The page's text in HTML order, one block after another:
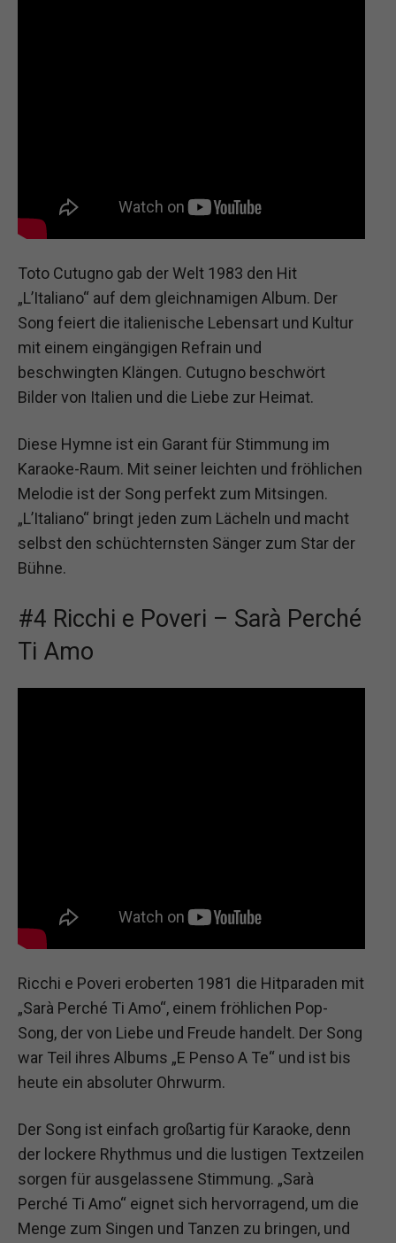
Toto Cutugno gab der Welt 1983 den Hit
„L’Italiano“ auf dem gleichnamigen Album. Der
Song feiert die italienische Lebensart und Kultur
mit einem eingängigen Refrain und
beschwingten Klängen. Cutugno beschwört
Bilder von Italien und die Liebe zur Heimat.
Diese Hymne ist ein Garant für Stimmung im
Karaoke-Raum. Mit seiner leichten und fröhlichen
Melodie ist der Song perfekt zum Mitsingen.
„L’Italiano“ bringt jeden zum Lächeln und macht
selbst den schüchternsten Sänger zum Star der
Bühne.
#4 Ricchi e Poveri – Sarà Perché
Ti Amo
Ricchi e Poveri eroberten 1981 die Hitparaden mit
„Sarà Perché Ti Amo“, einem fröhlichen Pop-
Song, der von Liebe und Freude handelt. Der Song
war Teil ihres Albums „E Penso A Te“ und ist bis
heute ein absoluter Ohrwurm.
Der Song ist einfach großartig für Karaoke, denn
der lockere Rhythmus und die lustigen Textzeilen
sorgen für ausgelassene Stimmung. „Sarà
Perché Ti Amo“ eignet sich hervorragend, um die
Menge zum Singen und Tanzen zu bringen, und